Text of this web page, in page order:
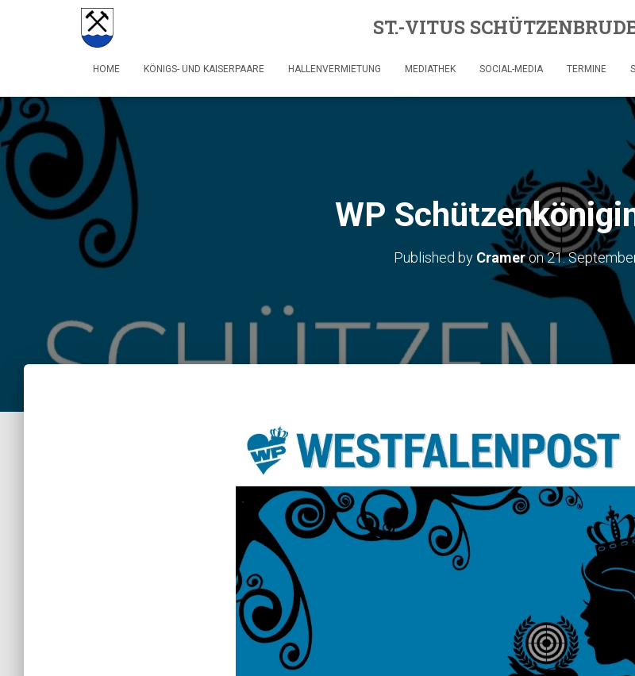
ST.-VITUS
HOME KÖNIGS- UND KAISERPAARE HALLENVERMIETUNG MEDIATHEK SOCIAL-MEDIA TERMINE
WP
Published by Crameron21.